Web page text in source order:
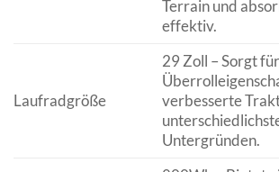
Terrain und
effektiv.
Laufradgröße
29 Zoll – Sorgt
verbesserte
Untergründen.